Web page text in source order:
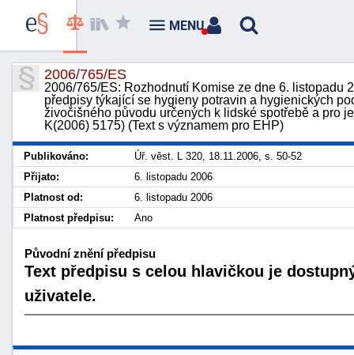
2006/765/ES
2006/765/ES: Rozhodnutí Komise ze dne 6. listopadu
předpisy týkající se hygieny potravin a hygienických
živočišného původu určených k lidské spotřebě a pro
K(2006) 5175) (Text s významem pro EHP)
Publikováno:
Úř. věst. L 320, 18.11.2006, s. 50-52
Přijato:
6. listopadu 2006
Platnost od:
6. listopadu 2006
Platnost předpisu:
Ano
Původní znění předpisu
Text předpisu s celou hlavičkou je
uživatele.
MENU